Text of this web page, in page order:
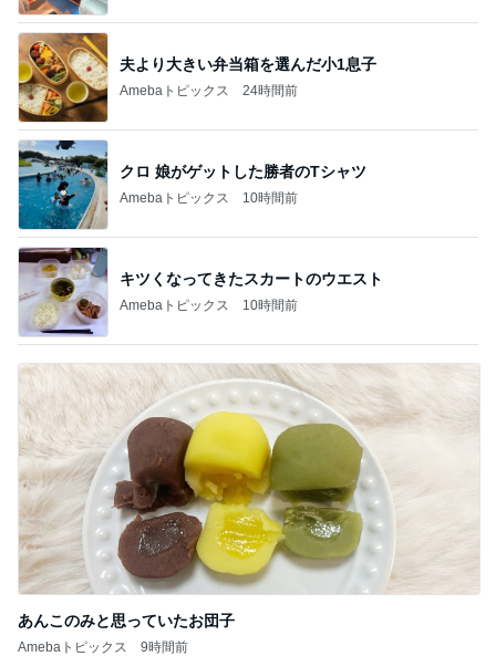
夫より大きい弁当箱を選んだ小1息子
Amebaトピックス 24時間前
クロ 娘がゲットした勝者のTシャツ
Amebaトピックス 10時間前
キツくなってきたスカートのウエスト
Amebaトピックス 10時間前
あんこのみと思っていたお団子
Amebaトピックス 9時間前